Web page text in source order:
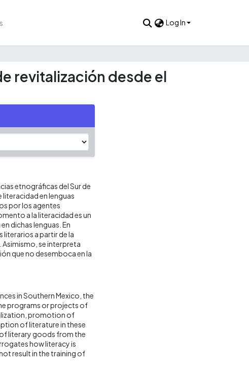
Log In
revitalización desde el
etnográficas del Sur de
en lenguas
por los agentes
a la literacidad es un
dichas lenguas. En
a partir de la
se interpreta
que no desemboca en la
in Southern Mexico, the
programs or projects of
promotion of
of literature in these
literary goods from the
how literacy is
result in the training of